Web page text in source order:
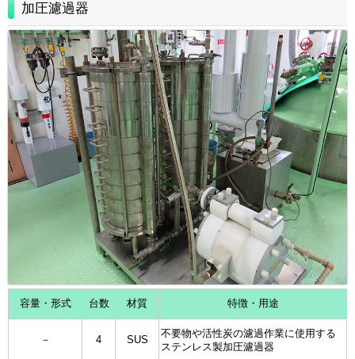
加圧濾過器
容量・形式 台数 材質 特徴・用途
－ 4 SUS
不要物や活性炭の濾過作業に使用する
ステンレス製加圧濾過器